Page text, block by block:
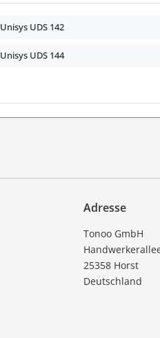
Unisys UDS 142
Unisys UDS 144
Adresse
Tonoo GmbH
25358 Horst
Deutschland